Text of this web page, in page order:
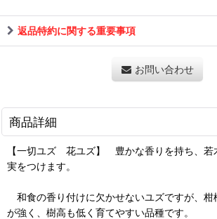
返品特約に関する重要事項
お問い合わせ
商品詳細
【一切ユズ 花ユズ】 豊かな香りを持ち、若
実をつけます。
和食の香り付けに欠かせないユズですが、柑
が強く、樹高も低く育てやすい品種です。